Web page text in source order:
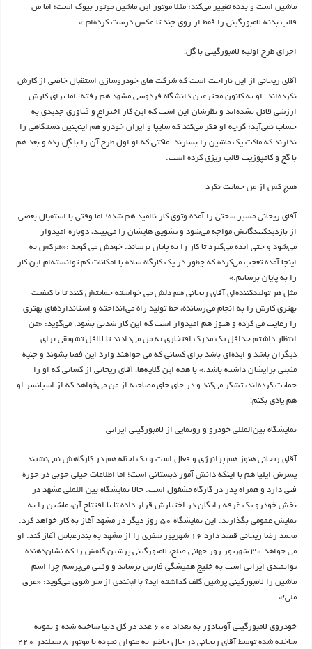
ماشین است و بدنه تغییر می‌کند؛ مثلا موتور این ماشین موتور بیوک است؛ اما من
قالب بدنه لامبورگینی را فقط از روی چند تا عکس درست کرده‌ام.»
اجرای طرح اولیه لامبورگینی با گِل!
آقای ریحانی از این ناراحت است که شرکت های خودروسازی استقبال خاصی از کارش
نکرده‌اند. او به کانون مخترعین دانشگاه فردوسی مشهد هم رفته؛ اما برای کارش
ارزشی قائل نشده‌اند و نظرشان این است که این کار اختراع و فناوری جدیدی به
حساب نمی‌آید؛ گرچه او فکر می‌کند که سایپا و ایران خودرو هم اینچنین دستگاهی را
ندارند که ماکت یک ماشین را بسازند. ماکتی که او اول طرح ‌آن را با گِل زده و بعد هم
با گچ و کامپوزیت قالب ریزی کرده است.
هیچ کس از من حمایت نکرد
آقای ریحانی مسیر سختی را آمده وتوی کار ناامید هم شده؛ اما وقتی با استقبال بعضی
از بازدیدکنندگانش مواجه می‌شود و تشویق هایشان را می‌بیند، دوباره امیدوار
می‌شود و حتی ایده می‌گیرد تا کار را به پایان برساند. خودش می گوید :«هرکس به
اینجا آمده تعجب می‌کرده که چطور در یک کارگاه ساده با امکانات کم توانسته‌ام این کار
را به پایان برسانم.»
مثل هر تولیدکننده‌ای آقای ریحانی هم دلش می خواسته حمایتش کنند تا با کیفیت
بهتری کارش را به انجام می‌رسانده، خط تولید راه می‌انداخته و استانداردهای بهتری
را رعایت می کرده و هنوز هم امیدوار است که این کار شدنی بشود. می‌گوید: «من
انتظار داشتم حداقل یک مدرک افتخاری به من می‌دادند تا لااقل تشویقی برای
دیگران باشد و ایده‌ای باشد برای کسانی که می خواهند وارد این فضا بشوند و جنبه
مثبتی برایشان داشته باشد.» با همه این گلایه‌ها، آقای ریحانی از کسانی که او را
حمایت کرده‌اند، تشکر می‌کند و در جای جای مصاحبه از من می‌خواهد که از اسپانسر او
هم یادی بکنم!
نمایشگاه بین‌المللی خودرو و رونمایی از لامبورگینی‌ ایرانی
آقای ریحانی هنوز هم پرانرژی و فعال است و یک لحظه هم در کارگاهش نمی‌نشیند.
پسرش ایلیا هم با اینکه دانش آموز دبستانی است؛ اما اطلاعات خیلی خوبی در حوزه
فنی دارد و همراه پدر در گارگاه مشغول است. حالا نمایشگاه بین اللملی مشهد در
بخش خودرو یک غرفه رایگان در اختیارش قرار داده تا با افتتاح آن، ماشین را به
نمایش عمومی بگذارند. این نمایشگاه ۵۰ روز دیگر در مشهد آغاز به کار خواهد کرد.
محمد رضا ریحانی قصد دارد ۱۶ شهریور سفری را از مشهد به بندرعباس آغاز کند. او
می خواهد ۳۰ شهریور روز جهانی صلح، لامبورگینی پرشین گلفش را که نشان‌دهنده
توانمندی ایرانی است به خلیج همیشگی فارس برساند و وقتی می‌پرسم چرا اسم
ماشین را لامبورگینی پرشین گلف گذاشته اید؟ با لبخندی از سر شوق می‌گوید: «عرق
ملی!»
خودروی لامبورگینی آونتادور به تعداد ۶۰۰ عدد در کل دنیا ساخته شده و نمونه
ساخته شده توسط آقای ریحانی در حال حاضر به عنوان نمونه با موتور ۸ سیلندر ۲۲۰